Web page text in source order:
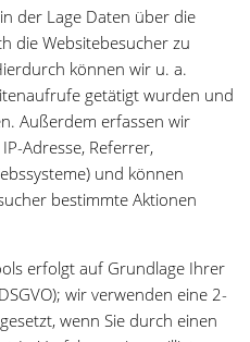
der Lage Daten über die
die Websitebesucher zu
können wir u. a.
getätigt wurden und
Außerdem erfassen wir
Adresse, Referrer,
und können
bestimmte Aktionen
erfolgt auf Grundlage Ihrer
wir verwenden eine 2-
wenn Sie durch einen